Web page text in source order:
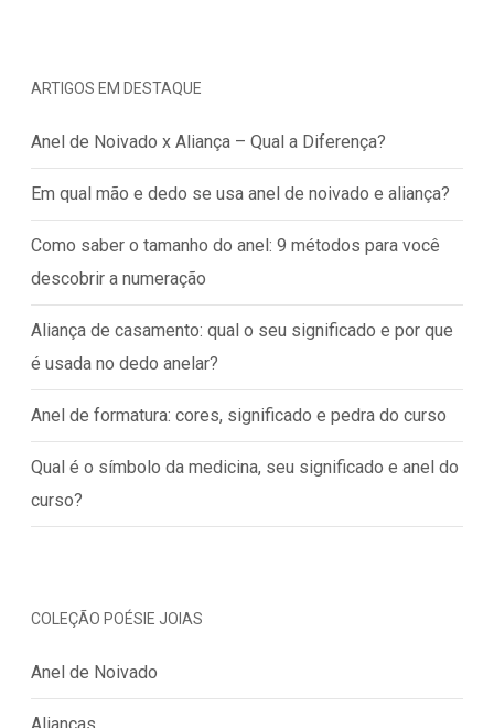
ARTIGOS EM DESTAQUE
Anel de Noivado x Aliança – Qual a Diferença?
Em qual mão e dedo se usa anel de noivado e aliança?
Como saber o tamanho do anel: 9 métodos para você
descobrir a numeração
Aliança de casamento: qual o seu significado e por que
é usada no dedo anelar?
Anel de formatura: cores, significado e pedra do curso
Qual é o símbolo da medicina, seu significado e anel do
curso?
COLEÇÃO POÉSIE JOIAS
Anel de Noivado